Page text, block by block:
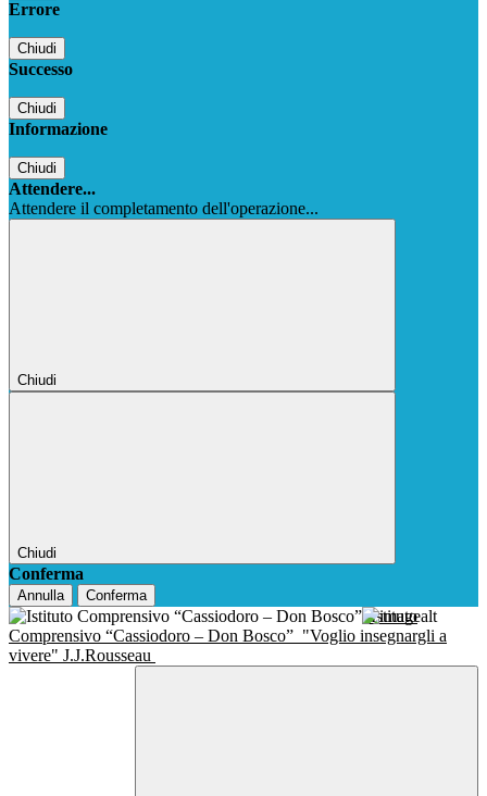
Errore
Chiudi
Successo
Chiudi
Informazione
Chiudi
Attendere...
Attendere il completamento dell'operazione...
Chiudi
Chiudi
Conferma
Annulla Conferma
Istituto
Comprensivo “Cassiodoro – Don Bosco” "Voglio insegnargli a
vivere" J.J.Rousseau